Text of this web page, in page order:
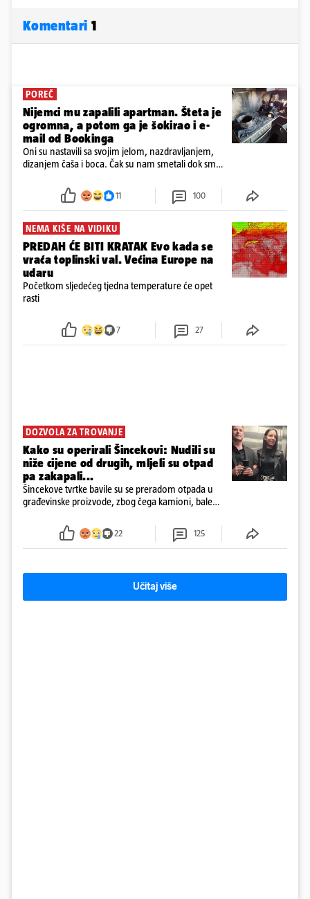
Komentari 1
POREČ
Nijemci mu zapalili apartman. Šteta je
ogromna, a potom ga je šokirao i e-
mail od Bookinga
Oni su nastavili sa svojim jelom, nazdravljanjem,
dizanjem čaša i boca. Čak su nam smetali dok smo
požar, rekao je vlasnik
11 100
NEMA KIŠE NA VIDIKU
PREDAH ĆE BITI KRATAK Evo kada se
vraća toplinski val. Većina Europe na
udaru
Početkom sljedećeg tjedna temperature će opet
rasti
7 27
DOZVOLA ZA TROVANJE
Kako su operirali Šincekovi: Nudili su
niže cijene od drugih, mljeli su otpad
pa zakapali...
Šincekove tvrtke bavile su se preradom otpada u
građevinske proizvode, zbog čega kamioni, bale
22 125
Učitaj više